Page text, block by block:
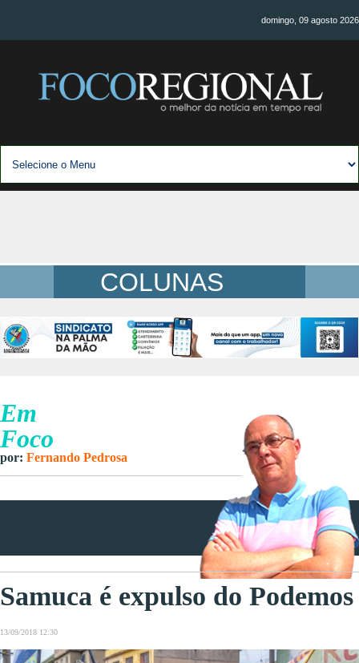
domingo, 09 agosto 2026
COLUNAS
Em
Foco
por: Fernando Pedrosa
Samuca é expulso do Podemos
13/09/2018 12:30